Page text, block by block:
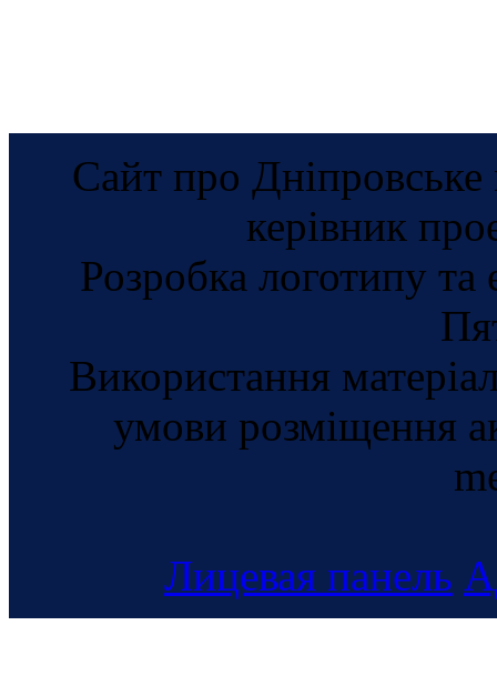
Сайт про
керівник
Розробка логотипу та
Використання
умови розміщення
Лицевая панель